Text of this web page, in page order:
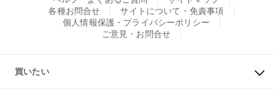
各種お問合せ
サイトについて・免責事項
個人情報保護・プライバシーポリシー
ご意見・お問合せ
買いたい